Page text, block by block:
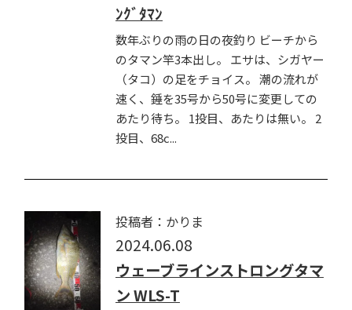
ﾝｸﾞﾀﾏﾝ
数年ぶりの雨の日の夜釣り ビーチから
のタマン竿3本出し。 エサは、シガヤー
（タコ）の足をチョイス。 潮の流れが
速く、錘を35号から50号に変更しての
あたり待ち。 1投目、あたりは無い。 2
投目、68c...
投稿者：かりま
2024.06.08
ウェーブラインストロングタマ
ン WLS-T